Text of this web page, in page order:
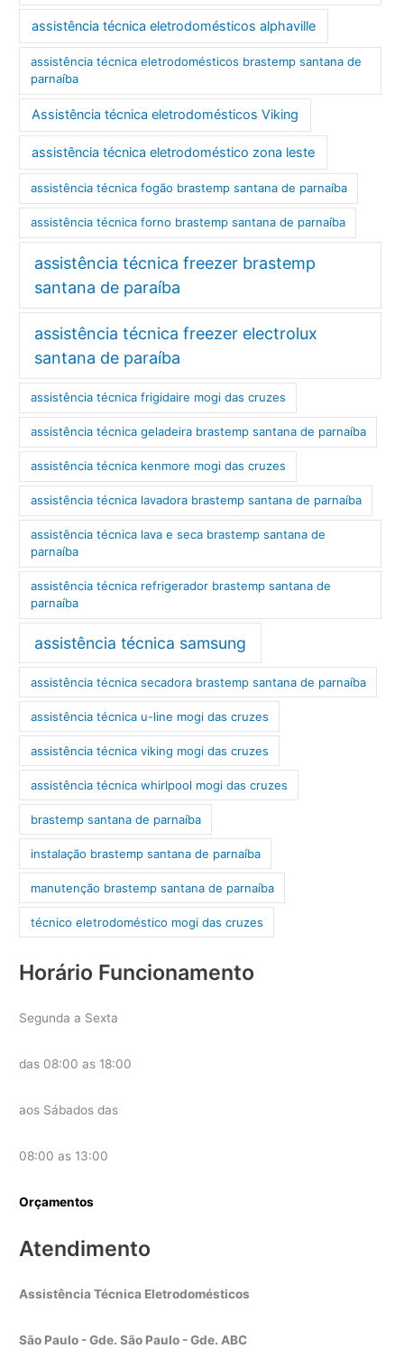
assistência técnica eletrodomésticos alphaville
assistência técnica eletrodomésticos brastemp santana de
parnaíba
Assistência técnica eletrodomésticos Viking
assistência técnica eletrodoméstico zona leste
assistência técnica fogão brastemp santana de parnaíba
assistência técnica forno brastemp santana de parnaíba
assistência técnica freezer brastemp
santana de paraíba
assistência técnica freezer electrolux
santana de paraíba
assistência técnica frigidaire mogi das cruzes
assistência técnica geladeira brastemp santana de parnaíba
assistência técnica kenmore mogi das cruzes
assistência técnica lavadora brastemp santana de parnaíba
assistência técnica lava e seca brastemp santana de
parnaíba
assistência técnica refrigerador brastemp santana de
parnaíba
assistência técnica samsung
assistência técnica secadora brastemp santana de parnaíba
assistência técnica u-line mogi das cruzes
assistência técnica viking mogi das cruzes
assistência técnica whirlpool mogi das cruzes
brastemp santana de parnaíba
instalação brastemp santana de parnaíba
manutenção brastemp santana de parnaíba
técnico eletrodoméstico mogi das cruzes
Horário Funcionamento
Segunda a Sexta
das 08:00 as 18:00
aos Sábados das
08:00 as 13:00
Orçamentos
Atendimento
Assistência Técnica Eletrodomésticos
São Paulo - Gde. São Paulo - Gde. ABC